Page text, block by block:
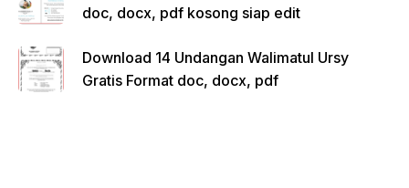
doc, docx, pdf kosong siap edit
Download 14 Undangan Walimatul Ursy
Gratis Format doc, docx, pdf